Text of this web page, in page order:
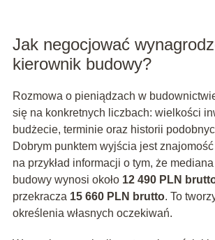
Jak negocjować
kierownik budowy?
Rozmowa o pieniądzach w
się na konkretnych liczbach: wielkości
budżecie, terminie oraz historii
Dobrym punktem wyjścia jest
na przykład informacji o tym, że
budowy wynosi około 12 490 PLN
przekracza 15 660 PLN brutto. To
określenia własnych oczekiwań.